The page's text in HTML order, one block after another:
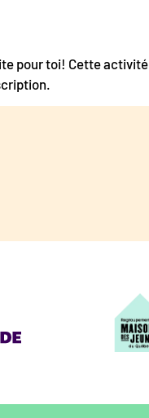
pour toi! Cette activité